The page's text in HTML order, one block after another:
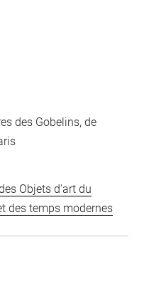
des Gobelins, de
Objets d'art du
des temps modernes